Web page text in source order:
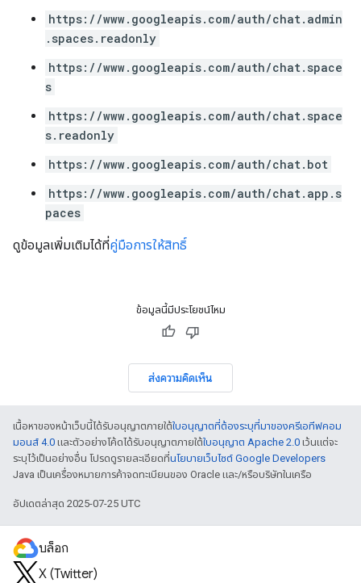
https://www.googleapis.com/auth/chat.admin
.spaces.readonly
https://www.googleapis.com/auth/chat.space
s
https://www.googleapis.com/auth/chat.space
s.readonly
https://www.googleapis.com/auth/chat.bot
https://www.googleapis.com/auth/chat.app.s
paces
ดูข้อมูลเพิ่มเติมได้ที่คู่มือการให้สิทธิ์
ข้อมูลนี้มีประโยชน์ไหม
ส่งความคิดเห็น
เนื้อหาของหน้าเว็บนี้ได้รับอนุญาตภายใต้ใบอนุญาตที่ต้องระบุที่มาของครีเอทีฟคอม
มอนส์ 4.0 และตัวอย่างโค้ดได้รับอนุญาตภายใต้ใบอนุญาต Apache 2.0 เว้นแต่จะ
ระบุไว้เป็นอย่างอื่น โปรดดูรายละเอียดที่นโยบายเว็บไซต์ Google Developers
Java เป็นเครื่องหมายการค้าจดทะเบียนของ Oracle และ/หรือบริษัทในเครือ
อัปเดตล่าสุด 2025-07-25 UTC
บล็อก
X (Twitter)